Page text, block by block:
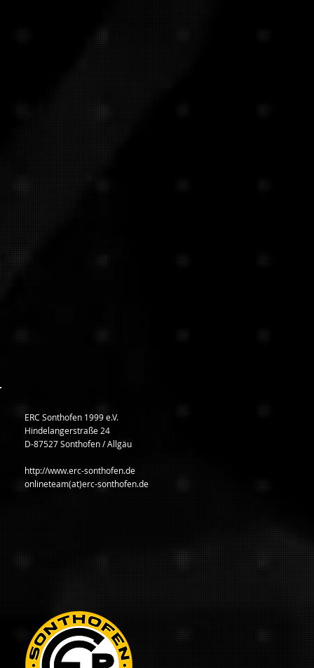
ERC Sonthofen 1999 e.V.
Hindelangerstraße 24
D-87527 Sonthofen / Allgäu
http://www.erc-sonthofen.de
onlineteam(at)erc-sonthofen.de